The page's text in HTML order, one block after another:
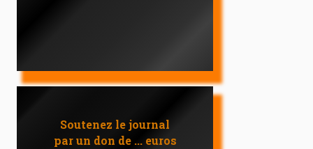
Soutenez le journal
par un don de ... euros